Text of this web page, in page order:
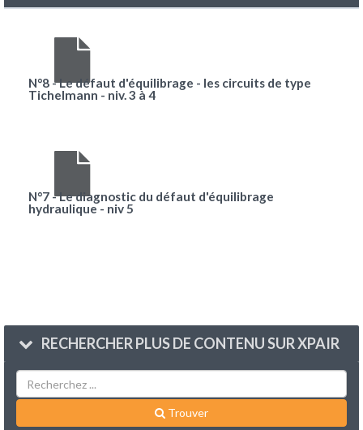
N°8 - Le défaut d'équilibrage - les circuits de type
Tichelmann - niv. 3 à 4
N°7 - Le diagnostic du défaut d'équilibrage
hydraulique - niv 5
RECHERCHER PLUS DE CONTENU SUR XPAIR
Trouver